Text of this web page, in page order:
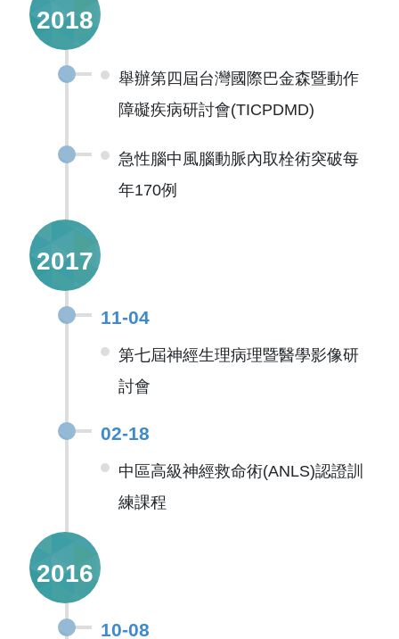
2018
舉辦第四屆台灣國際巴金森暨動作
障礙疾病研討會(TICPDMD)
急性腦中風腦動脈內取栓術突破每
年170例
2017
11-04
第七屆神經生理病理暨醫學影像研
討會
02-18
中區高級神經救命術(ANLS)認證訓
練課程
2016
10-08